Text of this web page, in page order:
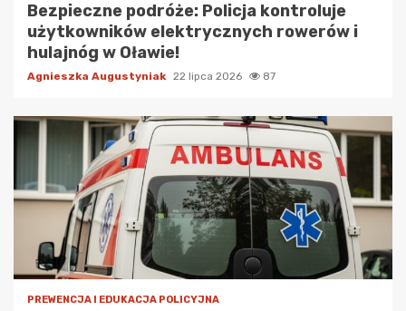
Bezpieczne podróże: Policja kontroluje
użytkowników elektrycznych rowerów i
hulajnóg w Oławie!
Agnieszka Augustyniak 22 lipca 2026 87
PREWENCJA I EDUKACJA POLICYJNA